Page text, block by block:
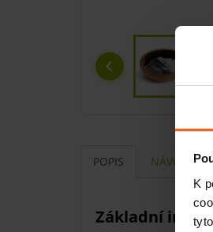
K
POPIS NÁVODY
Základní